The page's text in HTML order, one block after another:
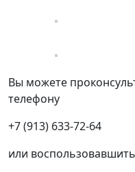
Вы можете
телефону
+7 (913) 633-72-64
или